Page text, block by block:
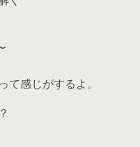
感じがするよ。